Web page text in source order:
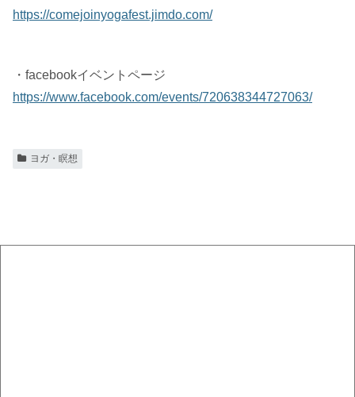
https://comejoinyogafest.jimdo.com/
・facebookイベントページ
https://www.facebook.com/events/720638344727063/
ヨガ・瞑想